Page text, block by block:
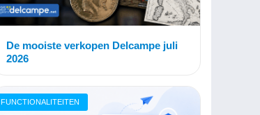
De mooiste verkopen Delcampe juli
2026
FUNCTIONALITEITEN